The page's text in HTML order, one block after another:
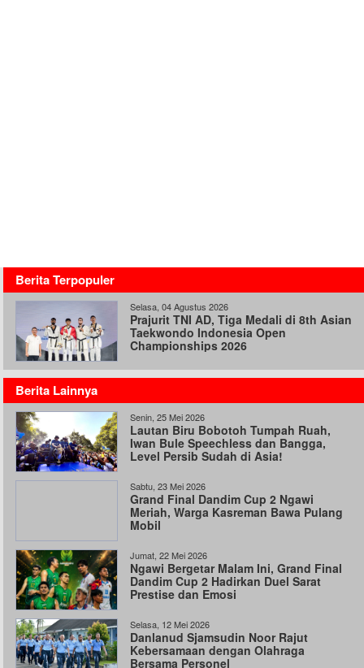
Berita Terpopuler
Selasa, 04 Agustus 2026
Prajurit TNI AD, Tiga Medali di 8th Asian
Taekwondo Indonesia Open
Championships 2026
Berita Lainnya
Senin, 25 Mei 2026
Lautan Biru Bobotoh Tumpah Ruah,
Iwan Bule Speechless dan Bangga,
Level Persib Sudah di Asia!
Sabtu, 23 Mei 2026
Grand Final Dandim Cup 2 Ngawi
Meriah, Warga Kasreman Bawa Pulang
Mobil
Jumat, 22 Mei 2026
Ngawi Bergetar Malam Ini, Grand Final
Dandim Cup 2 Hadirkan Duel Sarat
Prestise dan Emosi
Selasa, 12 Mei 2026
Danlanud Sjamsudin Noor Rajut
Kebersamaan dengan Olahraga
Bersama Personel